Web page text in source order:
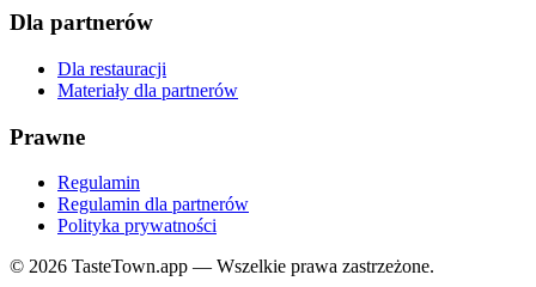
Dla partnerów
Dla restauracji
Materiały dla partnerów
Prawne
Regulamin
Regulamin dla partnerów
Polityka prywatności
© 2026 TasteTown.app — Wszelkie prawa zastrzeżone.